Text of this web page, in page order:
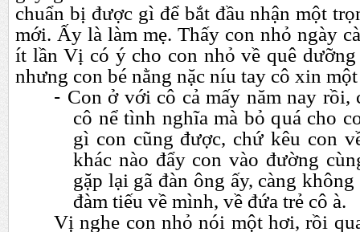
chuẩn bị được gì để bắt đầu nhận một
mới. Ấy là làm mẹ. Thấy con nhỏ ngày
ít lần Vị có ý cho con nhỏ về quê
nhưng con bé nằng nặc níu tay cô xin
- Con ở với cô cả mấy năm nay
cô nể tình nghĩa mà bỏ quá cho
gì con cũng được, chứ kêu con
khác nào đẩy con vào đường
gặp lại gã đàn ông ấy, càng
đàm tiếu về mình, về đứa trẻ cô à.
Vị nghe con nhỏ nói một hơi, rồi